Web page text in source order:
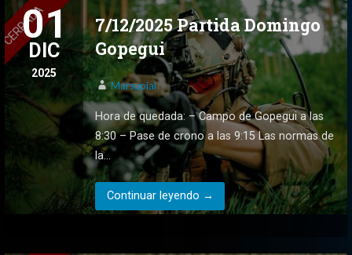
7/12/2025 Partida Domingo
Gopegui
01
DIC
2025
Marsupial
Hora de quedada: – Campo de Gopegui a las
8:30 – Pase de crono a las 9:15 Las normas de
la…
Continuar leyendo →